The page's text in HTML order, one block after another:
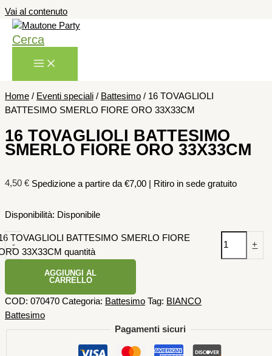
Vai al contenuto
Cerca
Home / Eventi speciali / Battesimo / 16 TOVAGLIOLI
BATTESIMO SMERLO FIORE ORO 33X33CM
16 TOVAGLIOLI BATTESIMO
SMERLO FIORE ORO 33X33CM
4,50 € Spedizione a partire da €7,00 | Ritiro in sede gratuito
Disponibilità: Disponibile
-
TOVAGLIOLI BATTESIMO SMERLO FIORE
33X33CM quantità
+
AGGIUNGI AL
CARRELLO
COD: 070470 Categoria: Battesimo Tag: BIANCO
Battesimo
Pagamenti sicuri